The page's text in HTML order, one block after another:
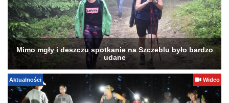
Mimo mgły i deszczu spotkanie na Szczeblu było bardzo
udane
Aktualności Wideo